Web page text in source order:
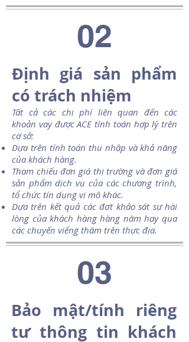
02
Định giá sản phẩm
có trách nhiệm
Tất cả các chi phí liên quan đến các
khoản vay được ACE tính toán hợp lý trên
cơ sở:
Dựa trên tính toán thu nhập và khả năng
của khách hàng.
Tham chiếu đơn giá thị trường và đơn giá
sản phẩm dịch vụ của các chương trình,
tổ chức tín dụng vi mô khác.
Dựa trên kết quả các đợt khảo sát sự hài
lòng của khách hàng hàng năm hay qua
các chuyến viếng thăm trên thực địa.
03
Bảo mật/tính riêng
tư thông tin khách